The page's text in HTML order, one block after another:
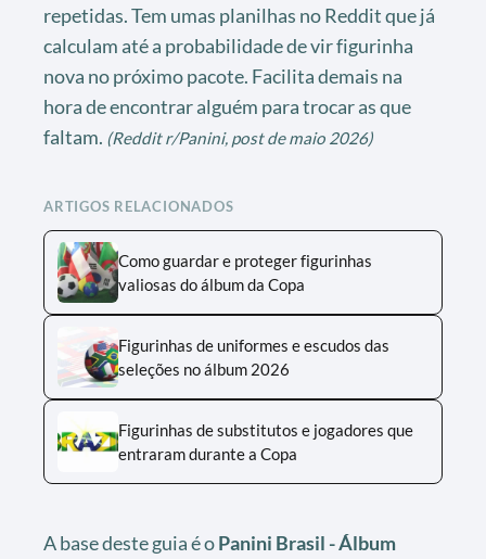
repetidas. Tem umas planilhas no Reddit que já
calculam até a probabilidade de vir figurinha
nova no próximo pacote. Facilita demais na
hora de encontrar alguém para trocar as que
faltam. (Reddit r/Panini, post de maio 2026)
ARTIGOS RELACIONADOS
Como guardar e proteger figurinhas
valiosas do álbum da Copa
Figurinhas de uniformes e escudos das
seleções no álbum 2026
Figurinhas de substitutos e jogadores que
entraram durante a Copa
A base deste guia é oPanini Brasil - Álbum